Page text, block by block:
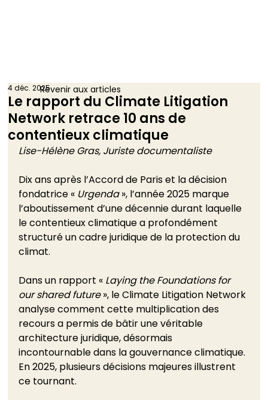
Le rapport du Climate Litigation
Network retrace 10 ans de
contentieux climatique
4 déc. 2025
Lise-Hélène Gras, Juriste documentaliste
Dix ans après l’Accord de Paris et la décision
fondatrice « Urgenda », l’année 2025 marque
l’aboutissement d’une décennie durant laquelle
le contentieux climatique a profondément
structuré un cadre juridique de la protection du
climat.
Dans un rapport « Laying the Foundations for
our shared future », le Climate Litigation Network
analyse comment cette multiplication des
recours a permis de bâtir une véritable
architecture juridique, désormais
incontournable dans la gouvernance climatique.
En 2025, plusieurs décisions majeures illustrent
ce tournant.
Revenir aux articles